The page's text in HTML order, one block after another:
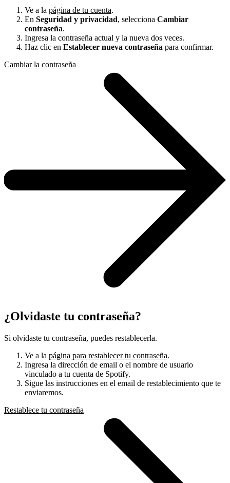
Ve a la página de tu cuenta.
En Seguridad y privacidad, selecciona Cambiar
contraseña.
Ingresa la contraseña actual y la nueva dos veces.
Haz clic en Establecer nueva contraseña para confirmar.
Cambiar la contraseña
¿Olvidaste tu contraseña?
Si olvidaste tu contraseña, puedes restablecerla.
Ve a la página para restablecer tu contraseña.
Ingresa la dirección de email o el nombre de usuario
vinculado a tu cuenta de Spotify.
Sigue las instrucciones en el email de restablecimiento que te
enviaremos.
Restablece tu contraseña